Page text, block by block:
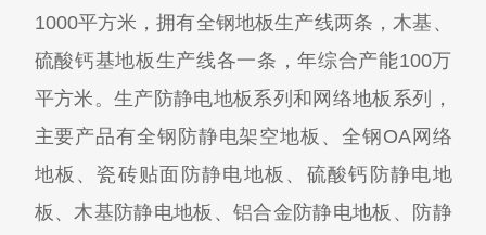
1000平方米，拥有全钢地板生产线两条，木基、
硫酸钙基地板生产线各一条，年综合产能100万
平方米。生产防静电地板系列和网络地板系列，
主要产品有全钢防静电架空地板、全钢OA网络
地板、瓷砖贴面防静电地板、硫酸钙防静电地
板、木基防静电地板、铝合金防静电地板、防静